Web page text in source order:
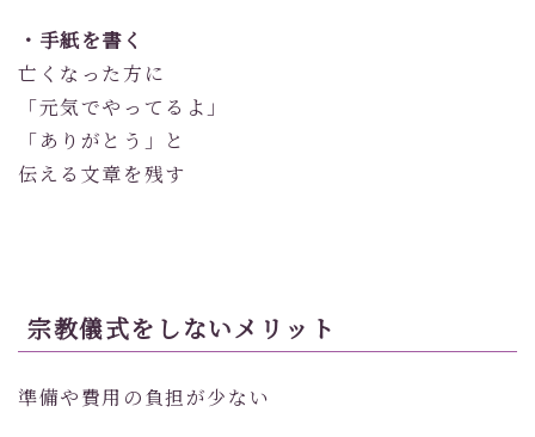
・手紙を書く
亡くなった方に
「元気でやってるよ」
「ありがとう」と
伝える文章を残す
宗教儀式をしないメリット
準備や費用の負担が少ない